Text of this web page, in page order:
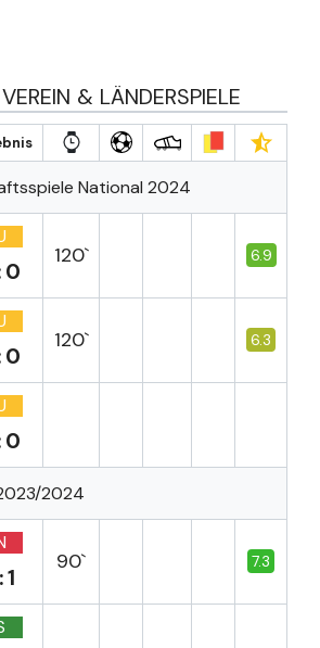
& LÄNDERSPIELE
National 2024
120` 6.9
120` 6.3
2024
90` 7.3